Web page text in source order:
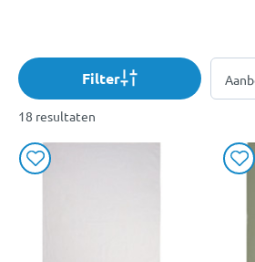
Filter
18 resultaten